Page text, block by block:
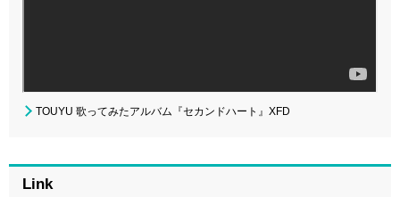
TOUYU 歌ってみたアルバム『セカンドハート』XFD
Link